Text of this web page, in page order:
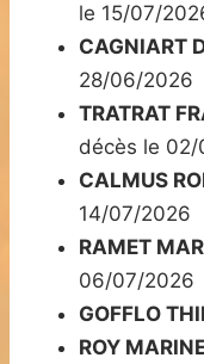
le 15/07/
CAGNIART
28/06/2026
TRATRAT
décès le
CALMUS
14/07/2026
RAMET
06/07/2026
GOFFLO
ROY